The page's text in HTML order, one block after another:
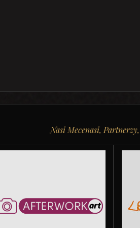
Nasi Mecenasi,